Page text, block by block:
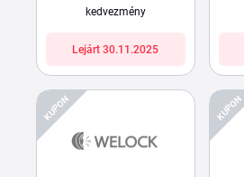
kedvezmény
Lejárt 30.11.2025
KUPON KUPON